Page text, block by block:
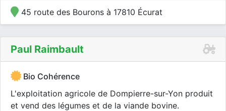
45 route des Bourons à 17810 Écurat
Paul Raimbault
Bio Cohérence
L'exploitation agricole de Dompierre-sur-Yon produit
et vend des légumes et de la viande bovine.